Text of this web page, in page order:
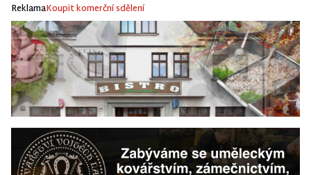
ReklamaKoupit komerční sdělení